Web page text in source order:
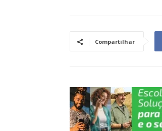
A b
k
a
n
Compartilhar